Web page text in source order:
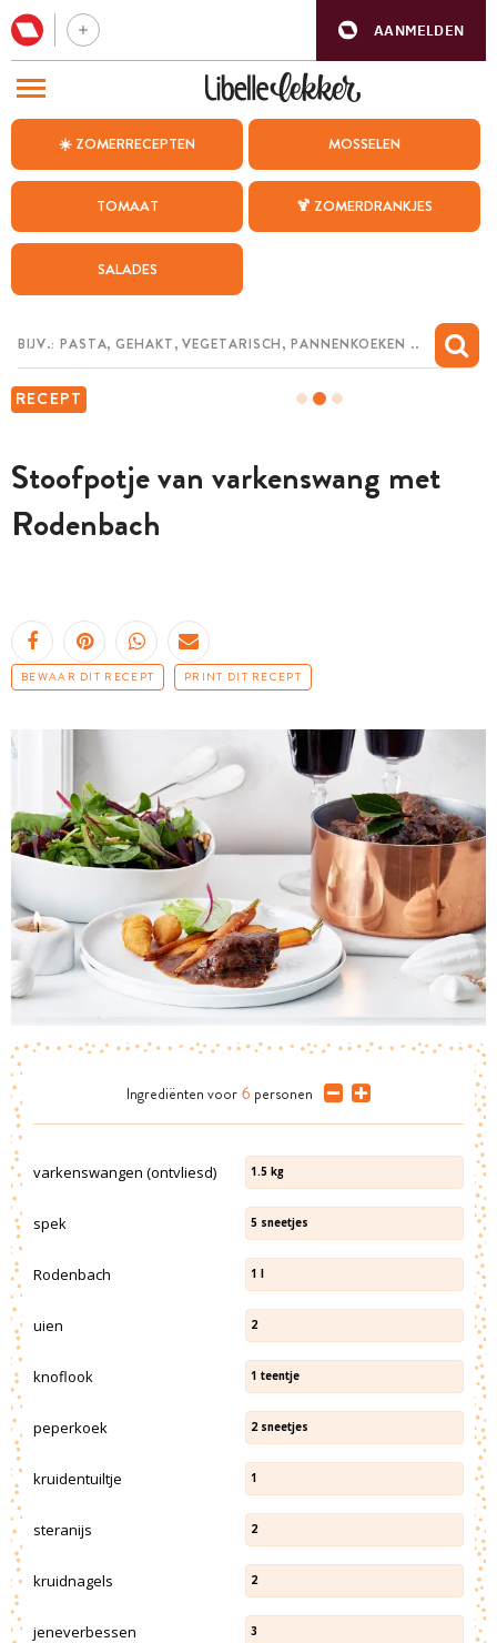
AANMELDEN
☀️ ZOMERRECEPTEN MOSSELEN
TOMAAT 🍹 ZOMERDRANKJES
SALADES
RECEPT
Stoofpotje van varkenswang met
Rodenbach
BEWAAR DIT RECEPT PRINT DIT RECEPT
Ingrediënten voor 6 personen
varkenswangen (ontvliesd) 1.5 kg
spek 5 sneetjes
Rodenbach 1 l
uien 2
knoflook 1 teentje
peperkoek 2 sneetjes
kruidentuiltje 1
steranijs 2
kruidnagels 2
jeneverbessen 3
BEZOEK ONZE ANDERE WEBSITES
WEEKMENU
CHAT MET MAIA
MIJN BEWAARDE RECEPTEN